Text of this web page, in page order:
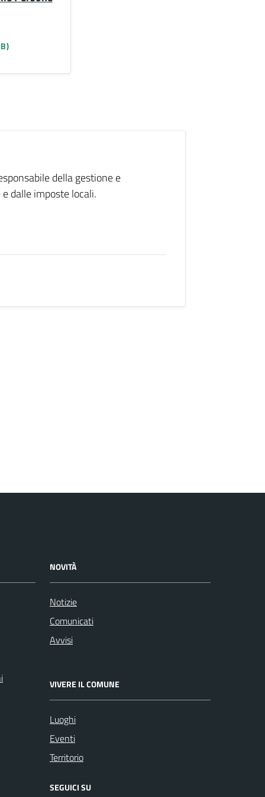
della gestione e
dalle imposte locali.
NOVITÀ
Notizie
Comunicati
Avvisi
VIVERE IL COMUNE
Luoghi
Eventi
Territorio
SEGUICI SU